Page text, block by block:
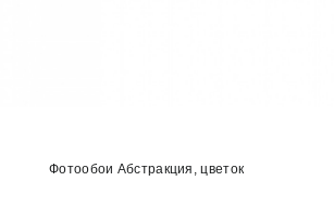
Фотообои Абстракция, цветок